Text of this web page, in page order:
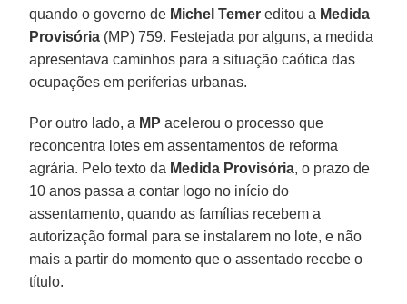
quando o governo de Michel Temer editou a Medida
Provisória (MP) 759. Festejada por alguns, a medida
apresentava caminhos para a situação caótica das
ocupações em periferias urbanas.
Por outro lado, a MP acelerou o processo que
reconcentra lotes em assentamentos de reforma
agrária. Pelo texto da Medida Provisória, o prazo de
10 anos passa a contar logo no início do
assentamento, quando as famílias recebem a
autorização formal para se instalarem no lote, e não
mais a partir do momento que o assentado recebe o
título.